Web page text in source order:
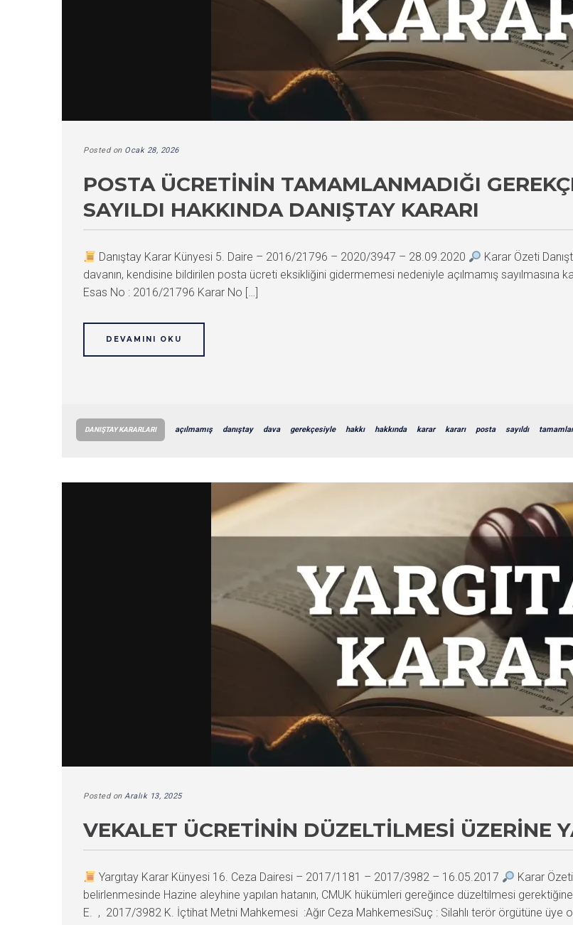
Posted on Ocak 28, 2026
POSTA ÜCRETININ TAMAMLANMADIĞI
SAYILDI HAKKINDA DANIŞTAY KARARI
Danıştay Karar Künyesi 5. Daire – 2016/21796 – 2020/3947 – 28.09.2020
Karar Özeti
davanın, kendisine bildirilen posta ücreti eksikliğini gidermemesi nedeniyle açılmamış sayılmasına
Esas No : 2016/21796 Karar No […]
DEVAMINI OKU
DANIŞTAY KARARLARI açılmamış danıştay dava gerekçesiyle hakkı hakkında karar kararı posta sayıldı
Posted on Aralık 13, 2025
VEKALET ÜCRETININ DÜZELTILMESI ÜZERINE
Yargıtay Karar Künyesi 16. Ceza Dairesi – 2017/1181 – 2017/3982 – 16.05.2017
Karar
belirlenmesinde Hazine aleyhine yapılan hatanın, CMUK hükümleri gereğince düzeltilmesi
E. , 2017/3982 K. İçtihat Metni Mahkemesi :Ağır Ceza MahkemesiSuç : Silahlı terör örgütüne üye